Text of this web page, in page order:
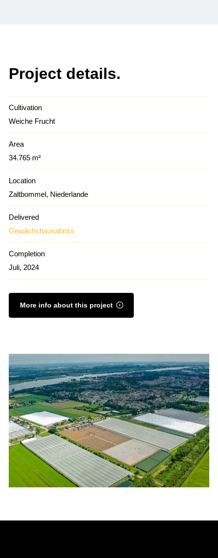
Project details.
Cultivation
Weiche Frucht
Area
34.765 m²
Location
Zaltbommel, Niederlande
Delivered
Gewächshausabriss
Completion
Juli, 2024
More info about this project